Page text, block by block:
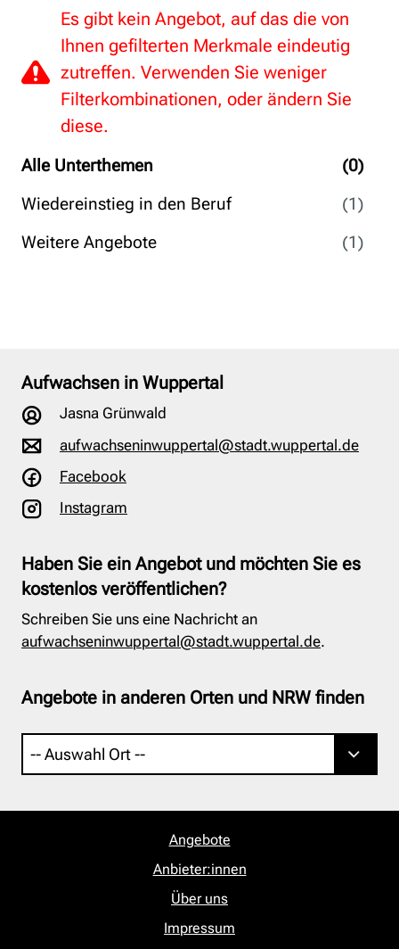
Alle Unterthemen
(0)
Wiedereinstieg in den Beruf
(1)
Weitere Angebote
(1)
Es gibt kein Angebot, auf das die von
Ihnen gefilterten Merkmale eindeutig
zutreffen. Verwenden Sie weniger
Filterkombinationen, oder ändern Sie
diese.
Aufwachsen in Wuppertal
Jasna Grünwald
aufwachseninwuppertal@stadt.wuppertal.de
Facebook
Instagram
Haben Sie ein Angebot und möchten Sie es
kostenlos veröffentlichen?
Schreiben Sie uns eine Nachricht an
aufwachseninwuppertal@stadt.wuppertal.de.
Angebote in anderen Orten und NRW finden
Angebote
Anbieter:innen
Über uns
Impressum